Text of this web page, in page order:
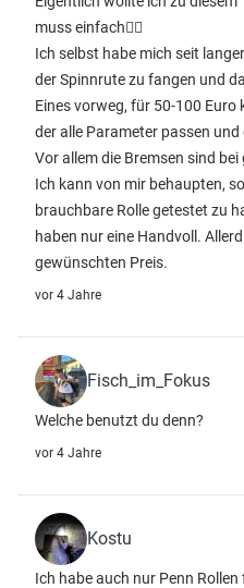
muss einfach😵‍💫
Ich selbst habe mich seit
der Spinnrute zu fangen und
Eines vorweg, für 50-100 Euro
der alle Parameter passen
Vor allem die Bremsen sind
Ich kann von mir behaupten,
brauchbare Rolle getestet zu
haben nur eine Handvoll.
gewünschten Preis.
vor 4 Jahre
Fisch_im_Fokus
Welche benutzt du denn?
vor 4 Jahre
Kostu
Ich habe auch nur Penn